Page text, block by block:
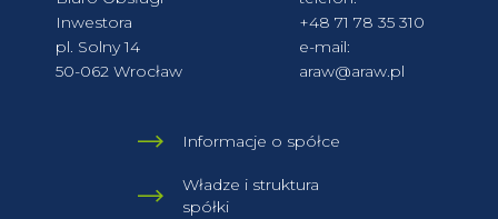
Inwestora
pl. Solny 14
50-062 Wrocław
+48 71 78 35 310
e-mail:
araw@araw.pl
Informacje o spółce
Władze i struktura
spółki